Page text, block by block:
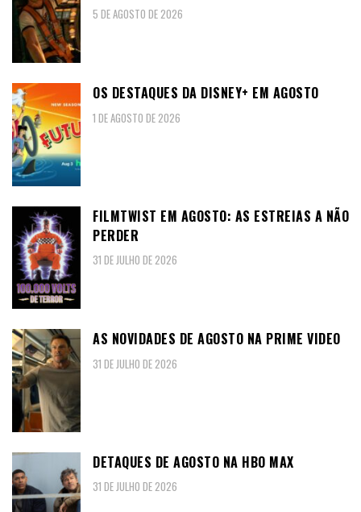
5 DE AGOSTO DE 2026
OS DESTAQUES DA DISNEY+ EM AGOSTO
1 DE AGOSTO DE 2026
FILMTWIST EM AGOSTO: AS ESTREIAS A NÃO
PERDER
31 DE JULHO DE 2026
AS NOVIDADES DE AGOSTO NA PRIME VIDEO
31 DE JULHO DE 2026
DETAQUES DE AGOSTO NA HBO MAX
31 DE JULHO DE 2026